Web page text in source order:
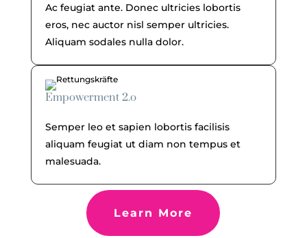
Ac feugiat ante. Donec ultricies lobortis
eros, nec auctor nisl semper ultricies.
Aliquam sodales nulla dolor.
Empowerment 2.o
Semper leo et sapien lobortis facilisis
aliquam feugiat ut diam non tempus et
malesuada.
Learn More